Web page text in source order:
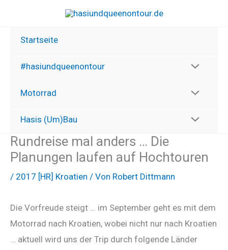
springenStartseite
#hasiundqueenontour
Motorrad
Hasis (Um)Bau
Rundreise mal anders … Die
Planungen laufen auf Hochtouren
/ 2017 [HR] Kroatien / Von Robert Dittmann
Die Vorfreude steigt … im September geht es mit dem
Motorrad nach Kroatien, wobei nicht nur nach Kroatien
… aktuell wird uns der Trip durch folgende Länder